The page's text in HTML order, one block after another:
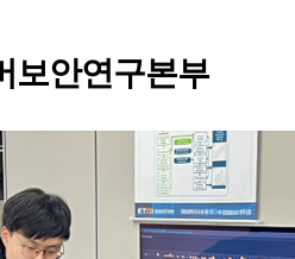
보안연구본부